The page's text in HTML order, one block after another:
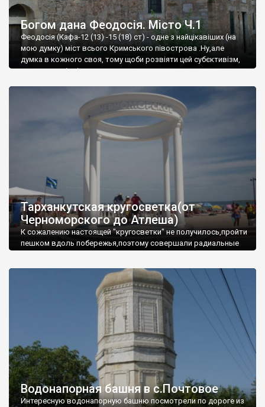
Богом дана Феодосія. Місто Ч.1
Феодосія (Кафа-12 (13) -15 (18) ст) - одне з найцікавіших (на
мою думку) міст всього Кримського півострова .Ну,але
думка в кожного своя, тому щоби розвіяти цей субєктивізм,
запрошую відвідати це
Тарханкутская кругосветка(от
Черноморского до Атлеша)
К сожалению настоящей "кругосветки" не получилось,пройти
пешком вдоль побережья,поэтому совершали радиальные
Водонапорная башня в с.Почтовое
Интересную водонапорную башню посмотрели по дороге из